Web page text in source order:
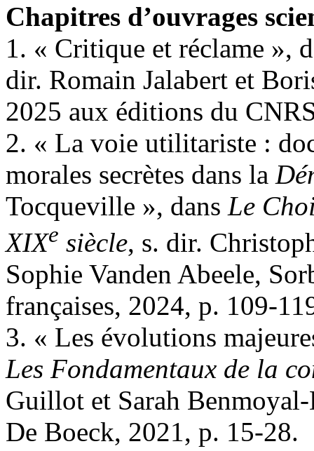
Chapitres d’ouvrages
1. « Critique et réclame »,
dir. Romain Jalabert et
2025 aux éditions du
2. « La voie utilitariste :
morales secrètes dans la
Tocqueville », dans Le
XIXe siècle, s. dir.
Sophie Vanden Abeele,
françaises, 2024, p. 109-
3. « Les évolutions
Les Fondamentaux de la
Guillot et Sarah
De Boeck, 2021, p. 15-28.